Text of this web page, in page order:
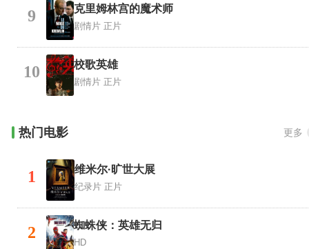
9 克里姆林宫的魔术师
剧情片 正片
10 校歌英雄
剧情片 正片
热门电影 更多
1 维米尔·旷世大展
纪录片 正片
2 蜘蛛侠：英雄无归
HD